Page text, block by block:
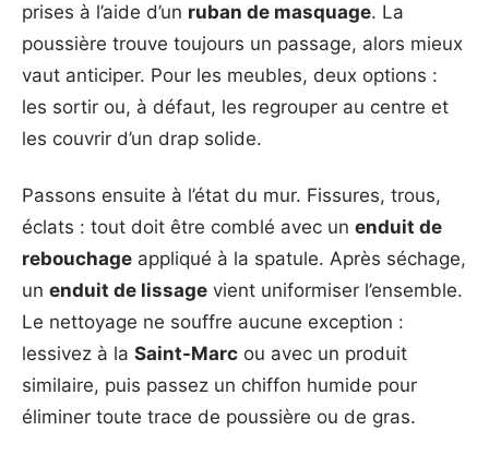
prises à l’aide d’un ruban de masquage. La
poussière trouve toujours un passage, alors mieux
vaut anticiper. Pour les meubles, deux options :
les sortir ou, à défaut, les regrouper au centre et
les couvrir d’un drap solide.
Passons ensuite à l’état du mur. Fissures, trous,
éclats : tout doit être comblé avec un enduit de
rebouchage appliqué à la spatule. Après séchage,
un enduit de lissage vient uniformiser l’ensemble.
Le nettoyage ne souffre aucune exception :
lessivez à la Saint-Marc ou avec un produit
similaire, puis passez un chiffon humide pour
éliminer toute trace de poussière ou de gras.